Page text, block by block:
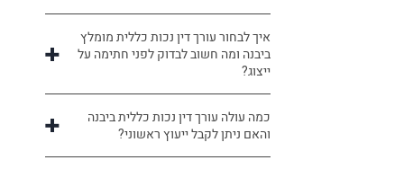
איך לבחור עורך דין נכות כללית מומלץ
ביבנה ומה חשוב לבדוק לפני חתימה על
ייצוג?
כמה עולה עורך דין נכות כללית ביבנה
והאם ניתן לקבל ייעוץ ראשוני?